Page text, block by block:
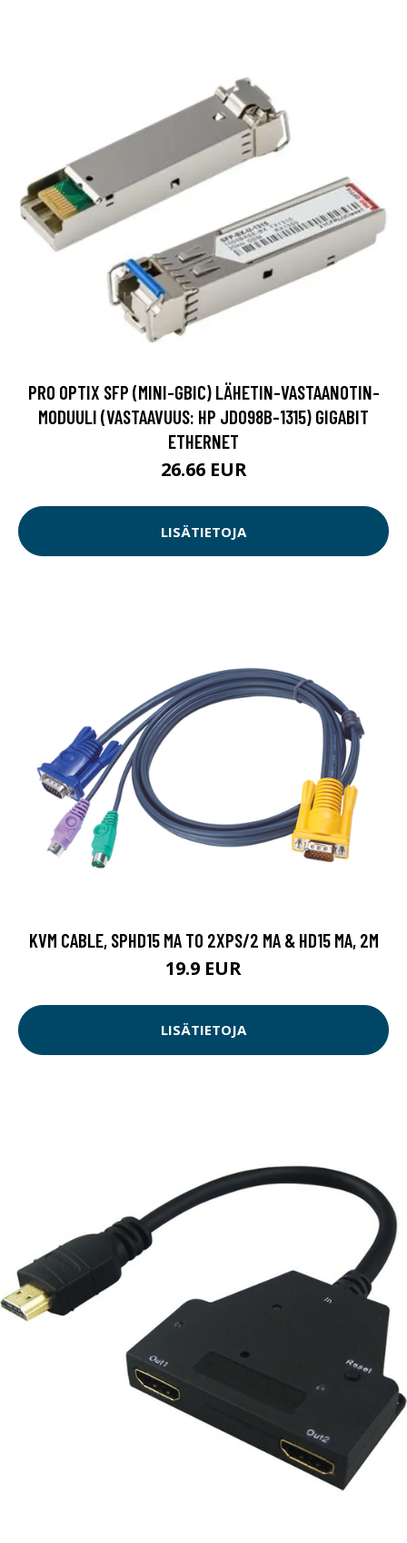
PRO OPTIX SFP (MINI-GBIC) LÄHETIN-VASTAANOTIN-
MODUULI (VASTAAVUUS: HP JD098B-1315) GIGABIT
ETHERNET
26.66 EUR
LISÄTIETOJA
KVM CABLE, SPHD15 MA TO 2XPS/2 MA & HD15 MA, 2M
19.9 EUR
LISÄTIETOJA